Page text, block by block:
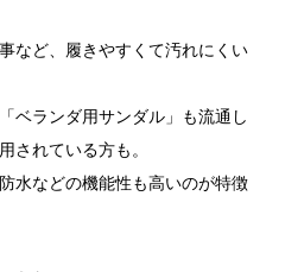
など、履きやすくて汚れにくい
ベランダ用サンダル」も流通し
されている方も。
水などの機能性も高いのが特徴